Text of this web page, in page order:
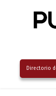
Directorio